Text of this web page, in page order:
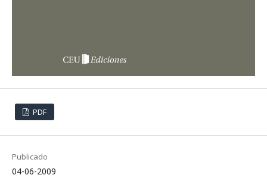
PDF
Publicado
04-06-2009